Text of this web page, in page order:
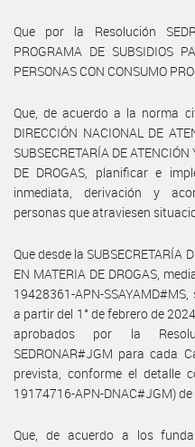
Que por la Resolución
PROGRAMA DE SUBSIDIOS
PERSONAS CON CONSUMO
Que, de acuerdo a la norma
DIRECCIÓN NACIONAL DE
SUBSECRETARÍA DE
DE DROGAS, planificar e
inmediata, derivación y
personas que atraviesen
Que desde la SUBSECRETARÍA
EN MATERIA DE DROGAS,
19428361-APN-
a partir del 1° de febrero de
aprobados por la
SEDRONAR#JGM para cada
prevista, conforme el detalle
19174716-APN-DNAC#JGM) de
Que, de acuerdo a los